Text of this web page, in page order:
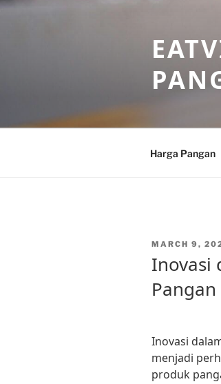
Skip
Harga Pangan
POSTED
MARCH 9,
Inovasi
Inovasi
menjadi
produk